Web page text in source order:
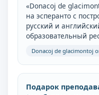
«Donacoj de
на эсперанто с
русский и
образовательный
Donacoj de glacimontoj
Подарок